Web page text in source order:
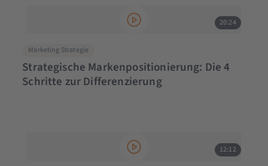
20:24
Marketing Strategie
Strategische Markenpositionierung: Die 4
Schritte zur Differenzierung
12:12